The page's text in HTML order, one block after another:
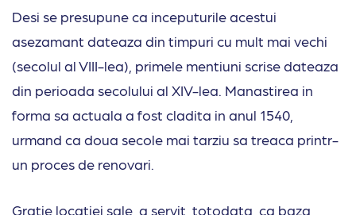
Desi se presupune ca inceputurile acestui
asezamant dateaza din timpuri cu mult mai vechi
(secolul al VIII-lea), primele mentiuni scrise dateaza
din perioada secolului al XIV-lea. Manastirea in
forma sa actuala a fost cladita in anul 1540,
urmand ca doua secole mai tarziu sa treaca printr-
un proces de renovari.
Gratie locatiei sale, a servit, totodata, ca baza